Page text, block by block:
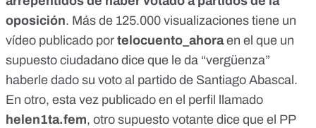
oposición. Más de 125.000 visualizaciones tiene un
vídeo publicado por telocuento_ahoraen el que un
supuesto ciudadano dice que le da “vergüenza”
haberle dado su voto al partido de Santiago Abascal.
En otro, esta vez publicado en el perfil llamado
helen1ta.fem, otro supuesto votante dice que el PP